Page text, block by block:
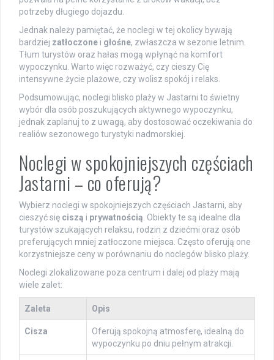
potrzeby długiego dojazdu.
Jednak należy pamiętać, że noclegi w tej okolicy bywają
bardziej zatłoczone i głośne, zwłaszcza w sezonie letnim.
Tłum turystów oraz hałas mogą wpłynąć na komfort
wypoczynku. Warto więc rozważyć, czy cieszy Cię
intensywne życie plażowe, czy wolisz spokój i relaks.
Podsumowując, noclegi blisko plaży w Jastarni to świetny
wybór dla osób poszukujących aktywnego wypoczynku,
jednak zaplanuj to z uwagą, aby dostosować oczekiwania do
realiów sezonowego turystyki nadmorskiej.
Noclegi w spokojniejszych częściach
Jastarni – co oferują?
Wybierz noclegi w spokojniejszych częściach Jastarni, aby
cieszyć się ciszą i prywatnością . Obiekty te są idealne dla
turystów szukających relaksu, rodzin z dziećmi oraz osób
preferujących mniej zatłoczone miejsca. Często oferują one
korzystniejsze ceny w porównaniu do noclegów blisko plaży.
Noclegi zlokalizowane poza centrum i dalej od plaży mają
wiele zalet:
Zaleta Opis
Cisza
Oferują spokojną atmosferę, idealną do
wypoczynku po dniu pełnym atrakcji.